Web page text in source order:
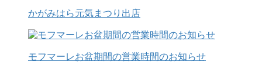
かがみはら元気まつり出店
モフマーレお盆期間の営業時間のお知らせ